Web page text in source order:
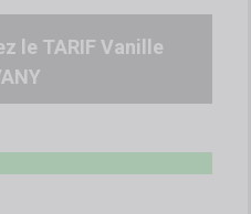
le TARIF Vanille